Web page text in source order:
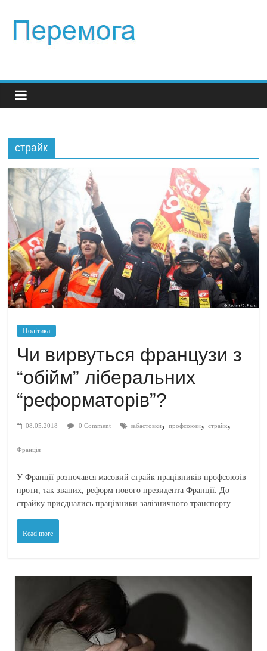
страйк
Політика
Чи вирвуться французи з
“обійм” ліберальних
“реформаторів”?
08.05.2018 0 Comment забастовки,профсоюзи,страйк,
Франція
У Франції розпочався масовий страйк працівників профсоюзів
проти, так званих, реформ нового президента Франції. До
страйку приєднались працівники залізничного транспорту
Read more
Політика